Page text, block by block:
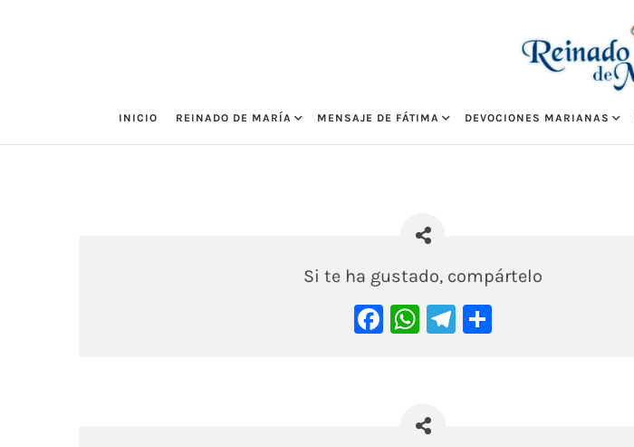
INICIO REINADO DE MARÍA MENSAJE DE FÁTIMA DEVOCIONES MARIANAS
Si te ha gustado, compártelo
Facebook
WhatsApp
Telegram